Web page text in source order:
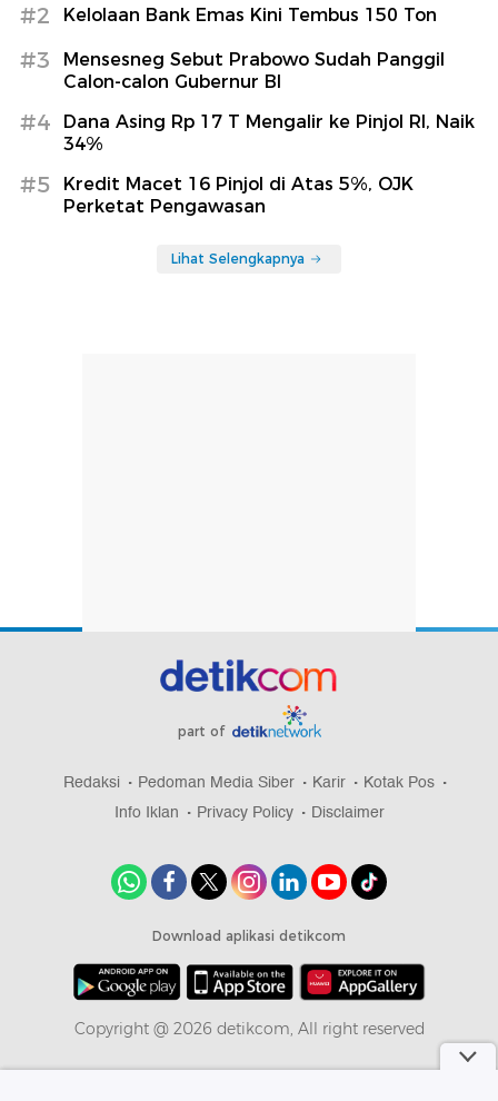
#2 Kelolaan Bank Emas Kini Tembus 150 Ton
#3
Mensesneg Sebut Prabowo Sudah Panggil
Calon-calon Gubernur BI
#4
Dana Asing Rp 17 T Mengalir ke Pinjol RI, Naik
34%
#5
Kredit Macet 16 Pinjol di Atas 5%, OJK
Perketat Pengawasan
Lihat Selengkapnya
part of
Redaksi Pedoman Media Siber Karir
Kotak Pos
Info Iklan
Privacy Policy Disclaimer
Download aplikasi detikcom
Copyright @ 2026 detikcom, All right reserved